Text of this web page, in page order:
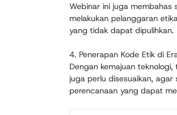
Webinar ini juga membahas
melakukan pelanggaran
yang tidak dapat dipulihkan.
4. Penerapan Kode Etik di
Dengan kemajuan
juga perlu disesuaikan,
perencanaan yang dapat